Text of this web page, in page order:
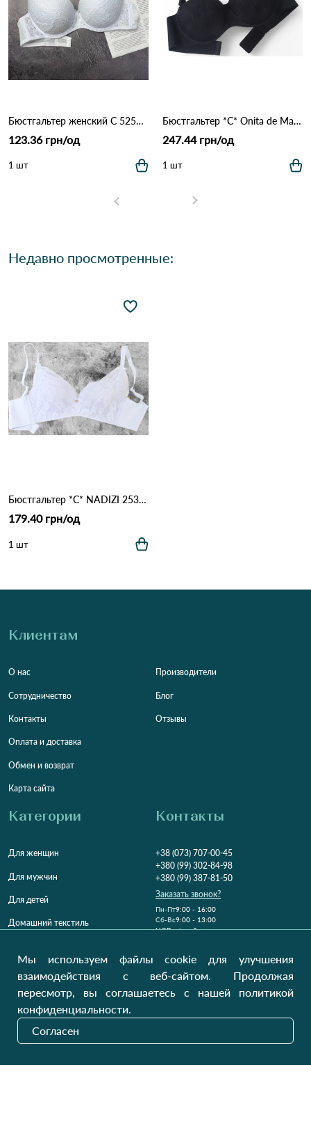
Бюстгальтер женский C 5256 Белый
123.36 грн/од
1 шт
Бюстгальтер *С* Onita de Mas 2316 Черный
247.44 грн/од
1 шт
Недавно просмотренные:
Бюстгальтер *С* NADIZI 2533 2,2 Білий
179.40 грн/од
1 шт
Клиентам
О нас
Сотрудничество
Контакты
Оплата и доставка
Обмен и возврат
Карта сайта
Производители
Блог
Отзывы
Категории
Для женщин
Для мужчин
Для детей
Домашний текстиль
Контакты
+38 (073) 707-00-45
+380 (99) 302-84-98
+380 (99) 387-81-50
Заказать звонок?
Пн-Пт9:00 - 16:00
Cб-Вс9:00 - 13:00
НДВихідний
Україна, Луцьк, 43000
Наши обновления
Мы используем файлы cookie для улучшения
взаимодействия с веб-сайтом. Продолжая
пересмотр, вы соглашаетесь с нашей политикой
конфиденциальности.
Согласен